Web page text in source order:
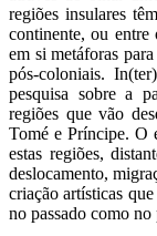
regiões insulares
continente, ou entre
em si metáforas
pós-coloniais.
pesquisa sobre a
regiões que vão
Tomé e Príncipe. O
estas regiões,
deslocamento,
criação artísticas
no passado como no